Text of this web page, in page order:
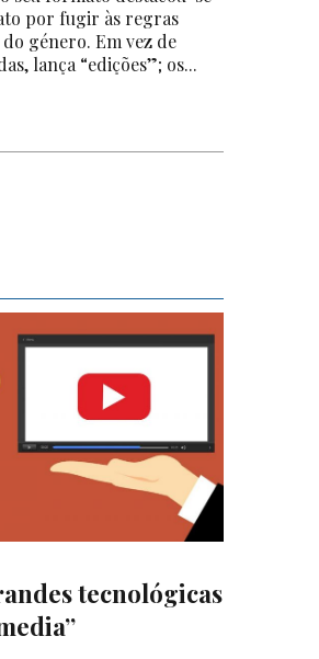
por fugir às regras
género. Em vez de
lança “edições”; os...
tecnológicas